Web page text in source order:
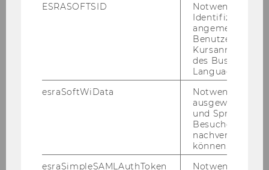
DER WU-STUDIERENDEN
10% der WU-​Studierenden geben an, (min­des­
tens) eine ge­sund­heit­li­che Be­ein­träch­ti­gung
zu haben, die sich zu­min­dest schwach bzw.
zeit­wei­se im Stu­di­um aus­wirkt.(Stu­die­ren­den­
so­zi­al­erhe­bung 2019)
ESRASOFTSID
Notwendig zur
Identifizierung
angemeldeten
Benutzers im
des Business
Language
esraSoftWiData
Notwendig um
ausgewählte
und
Besuchers
nachverfolgen
können.
esraSimpleSAMLAuthToken
Notwendig zur